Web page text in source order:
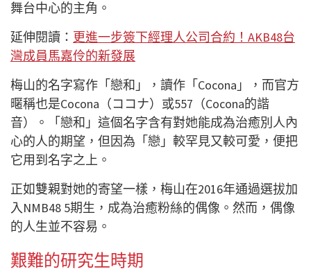
舞台中心的主角。
延伸閱讀： 更進一步簽下經理人公司合約！AKB48台
灣成員馬嘉伶的新發展
梅山的名字寫作「戀和」，讀作「Cocona」，而官方
暱稱也是Cocona（ココナ）或557（Cocona的諧
音）。「戀和」這個名字含有對她能成為治癒別人內
心的人的期望，但因為「戀」較罕見又較可愛，便把
它用到名字之上。
正如雙親對她的寄望一樣，梅山在2016年通過選拔加
入NMB48 5期生，成為治癒粉絲的偶像。然而，偶像
的人生並不容易。
艱難的研究生時期